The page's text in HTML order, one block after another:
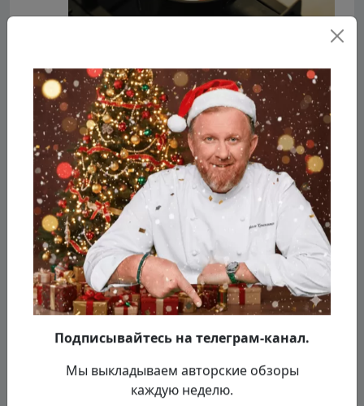
Когда сливочное масло растопилось,
вводим сливки, добавляем соли, перца и
выпариваем. около трёх минут.
Подписывайтесь на телеграм-канал.
Мы выкладываем авторские обзоры
каждую неделю.